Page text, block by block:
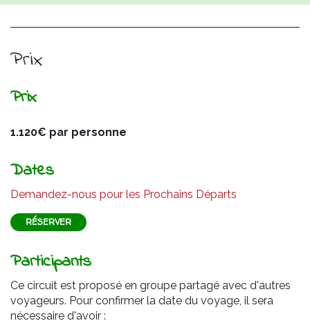
Prix
Prix
1.120€ par personne
Dates
Demandez-nous pour les Prochains Départs
RÉSERVER
Participants
Ce circuit est proposé en groupe partagé avec d'autres
voyageurs. Pour confirmer la date du voyage, il sera
nécessaire d'avoir :